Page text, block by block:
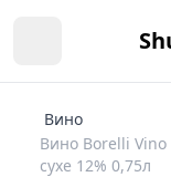
Вино
Вино Borelli
cухе 12% 0,75л